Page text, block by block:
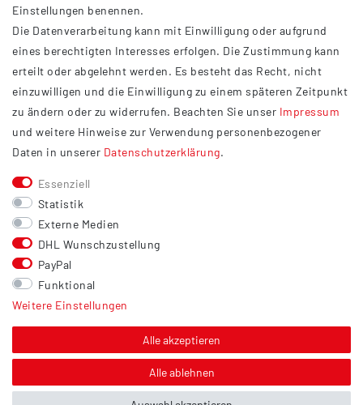
AGB
Impressum
Datenschutzerklärung
Widerrufsrecht
Barrierefreiheit
Service
Kontakt
Versand
Zahlung
Vertrag widerrufen
Sonstiges
Hinweis zur Entsorgung von Altbatterien & Altöl
Über uns
Einstellungen benennen.
Die Datenverarbeitung kann mit Einwilligung oder aufgrund
eines berechtigten Interesses erfolgen. Die Zustimmung kann
erteilt oder abgelehnt werden. Es besteht das Recht, nicht
einzuwilligen und die Einwilligung zu einem späteren Zeitpunkt
zu ändern oder zu widerrufen. Beachten Sie unser Impressum
und weitere Hinweise zur Verwendung personenbezogener
Daten in unserer Daten­schutz­erklärung.
Essenziell
Statistik
Externe Medien
DHL Wunschzustellung
PayPal
Funktional
Weitere Einstellungen
Alle akzeptieren
Alle ablehnen